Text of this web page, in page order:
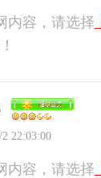
内容，请选择
2 22:03:00
内容，请选择